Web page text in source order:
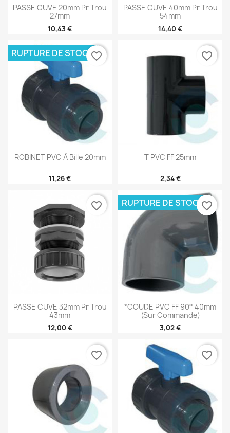
PASSE CUVE 20mm Pr Trou
27mm
10,43 €
PASSE CUVE 40mm Pr Trou
54mm
14,40 €
ROBINET PVC À Bille 20mm
11,26 €
RUPTURE DE STOCKfavorite_border
T PVC FF 25mm
2,34 €
favorite_border
PASSE CUVE 32mm Pr Trou
43mm
12,00 €
favorite_border
*COUDE PVC FF 90° 40mm
(sur Commande)
3,02 €
RUPTURE DE STOCKfavorite_border
favorite_border favorite_border